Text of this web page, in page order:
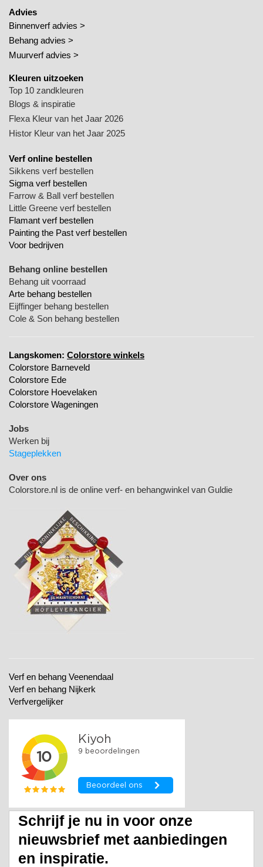
Advies
Binnenverf advies >
Behang advies >
Muurverf advies >
Kleuren uitzoeken
Top 10 zandkleuren
Blogs & inspiratie
Flexa Kleur van het Jaar 2026
Histor Kleur van het Jaar 2025
Verf online bestellen
Sikkens verf bestellen
Sigma verf bestellen
Farrow & Ball verf bestellen
Little Greene verf bestellen
Flamant verf bestellen
Painting the Past verf bestellen
Voor bedrijven
Behang online bestellen
Behang uit voorraad
Arte behang bestellen
Eijffinger behang bestellen
Cole & Son behang bestellen
Langskomen: Colorstore winkels
Colorstore Barneveld
Colorstore Ede
Colorstore Hoevelaken
Colorstore Wageningen
Jobs
Werken bij
Stageplekken
Over ons
Colorstore.nl is de online verf- en behangwinkel van Guldie
Verf en behang Veenendaal
Verf en behang Nijkerk
Verfvergelijker
Schrijf je nu in voor onze
nieuwsbrief met aanbiedingen
en inspiratie.